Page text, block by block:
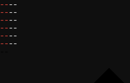
----
----
----
----
----
----